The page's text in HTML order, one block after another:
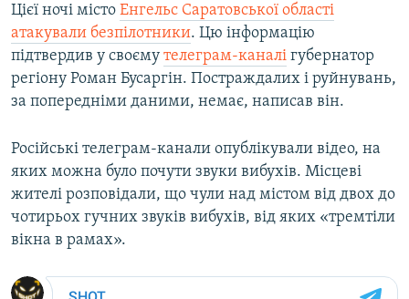
Цієї ночі місто Енгельс Саратовської області
атакували безпілотники. Цю інформацію
підтвердив у своєму телеграм-каналі губернатор
регіону Роман Бусаргін. Постраждалих і руйнувань,
за попередніми даними, немає, написав він.
Російські телеграм-канали опублікували відео, на
яких можна було почути звуки вибухів. Місцеві
жителі розповідали, що чули над містом від двох до
чотирьох гучних звуків вибухів, від яких «тремтіли
вікна в рамах».